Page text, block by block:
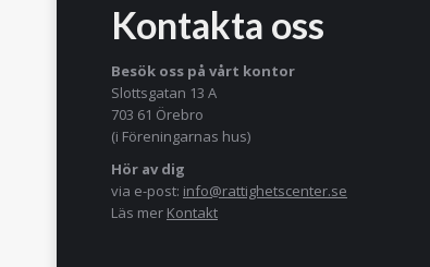
Kontakta oss
Besök oss på vårt kontor
Slottsgatan 13 A
703 61 Örebro
(i Föreningarnas hus)
Hör av dig
via e-post: info@rattighetscenter.se
Läs mer Kontakt